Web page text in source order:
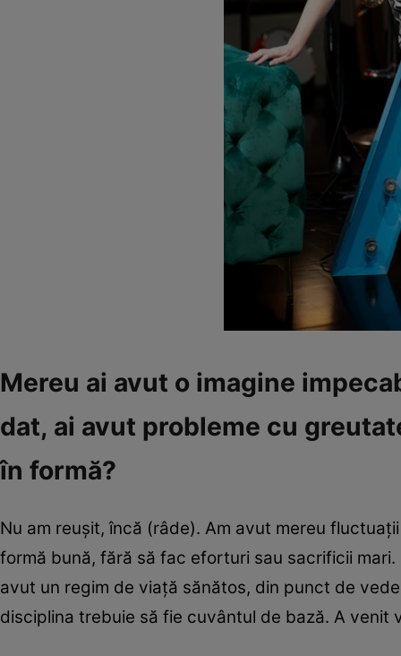
Mereu ai avut o imagine
dat, ai avut probleme cu
în formă?
Nu am reușit, încă (râde). Am avut mereu
formă bună, fără să fac eforturi sau sacrificii
avut un regim de viață sănătos, din punct de
disciplina trebuie să fie cuvântul de bază. A